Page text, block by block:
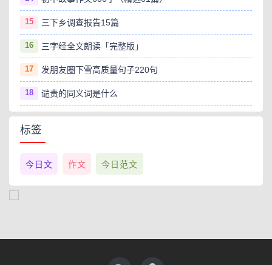
15 三下乡调查报告15篇
16 三字经全文朗读「完整版」
17 发朋友圈下雪高质量句子220句
18 谴责的同义词是什么
标签
今日文 作文 今日范文